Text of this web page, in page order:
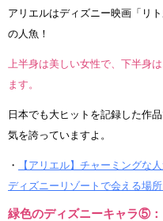
アリエルはディズニー映画「リ
の人魚！
上半身は美しい女性で、下半身
ます。
日本でも大ヒットを記録した作
気を誇っていますよ。
・
【アリエル】チャーミングな
ディズニーリゾートで会える場所
緑色のディズニーキャラ⑤